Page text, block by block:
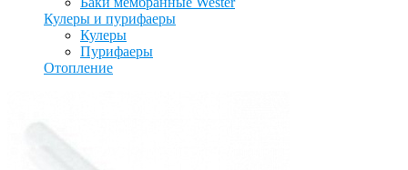
Кулеры и пурифаеры
Кулеры
Пурифаеры
Отопление